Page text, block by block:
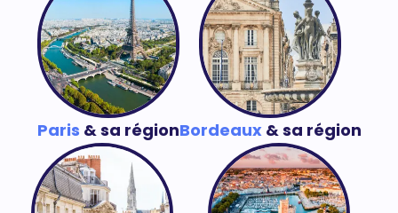
Paris & sa régionBordeaux& sa région